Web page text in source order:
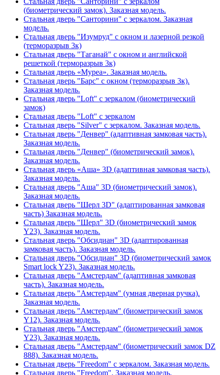
(биометрический замок). Заказная модель.
Стальная дверь "Санторини" с зеркалом. Заказная
модель.
Стальная дверь "Изумруд" с окном и лазерной резкой
(терморазрыв 3к)
Стальная дверь "Таганай" с окном и английской
решеткой (терморазрыв 3к)
Стальная дверь «Муреа». Заказная модель.
Стальная дверь "Барс" с окном (терморазрыв 3к).
Заказная модель.
Стальная дверь "Loft" с зеркалом (биометрический
замок)
Стальная дверь "Loft" с зеркалом
Стальная дверь "Silver" с зеркалом. Заказная модель.
Стальная дверь "Денвер" (адаптивная замковая часть).
Заказная модель.
Стальная дверь "Денвер" (биометрический замок).
Заказная модель.
Стальная дверь «Аша» 3D (адаптивная замковая часть).
Заказная модель.
Стальная дверь "Аша" 3D (биометрический замок).
Заказная модель.
Стальная дверь "Шерл 3D" (адаптированная замковая
часть) Заказная модель.
Стальная дверь "Шерл" 3D (биометрический замок
Y23). Заказная модель.
Стальная дверь "Обсидиан" 3D (адаптированная
замковая часть). Заказная модель.
Стальная дверь "Обсидиан" 3D (биометрический замок
Smart lock Y23). Заказная модель.
Стальная дверь "Амстердам" (адаптивная замковая
часть). Заказная модель.
Стальная дверь "Амстердам" (умная дверная ручка).
Заказная модель.
Стальная дверь "Амстердам" (биометрический замок
Y12). Заказная модель.
Стальная дверь "Амстердам" (биометрический замок
Y23). Заказная модель.
Стальная дверь "Амстердам" (биометрический замок DZ
888). Заказная модель.
Стальная дверь "Freedom" с зеркалом. Заказная модель.
Стальная дверь "Freedom". Заказная модель.